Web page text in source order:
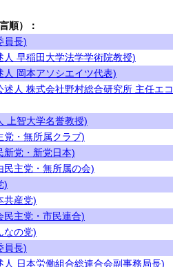
順）：
員長)
人 早稲田大学法学学術院教授)
人 岡本アソシエイツ代表)
述人 株式会社野村総合研究所 主任エ
上智大学名誉教授)
党・無所属クラブ)
新党・新党日本)
民主党・無所属の会)
)
共産党)
民主党・市民連合)
なの党)
員長)
人 日本労働組合総連合会副事務局長)